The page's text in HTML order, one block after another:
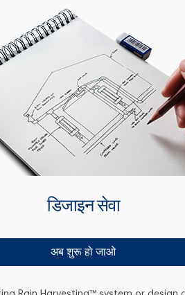
डिजाइन सेवा
अब शुरू हो जाओ